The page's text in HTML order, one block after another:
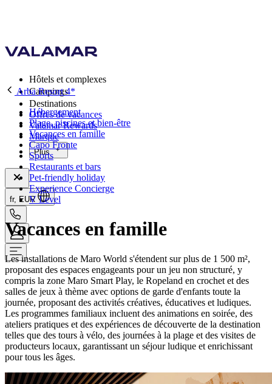
Hôtels et complexes
Campings
Destinations
Offres de vacances
Valamar Rewards
Marque
Plus
fr, EUR
Arba Resort 4*
Hébergement
Plage, piscines et bien-être
Vacances en famille
Capo Fronte
Sports
Restaurants et bars
Pet-friendly holiday
Experience Concierge
V Level
Vacances en famille
Les installations de Maro World s'étendent sur plus de 1 500 m²,
proposant des espaces engageants pour un jeu non structuré, y
compris la zone Maro Smart Play, le Ropeland en crochet et des
salles de jeux à thème avec options de garde d'enfants toute la
journée, proposant des activités créatives, éducatives et ludiques.
Les programmes familiaux incluent des animations en soirée, des
ateliers pratiques et des expériences de découverte de la destination
telles que des tours à vélo, des journées à la plage et des visites de
producteurs locaux, garantissant un séjour ludique et enrichissant
pour tous les âges.